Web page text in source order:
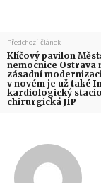
Předchozí článek
Klíčový pavilon
nemocnice Ostrava
zásadní
v novém je už také
kardiologický
chirurgická JIP